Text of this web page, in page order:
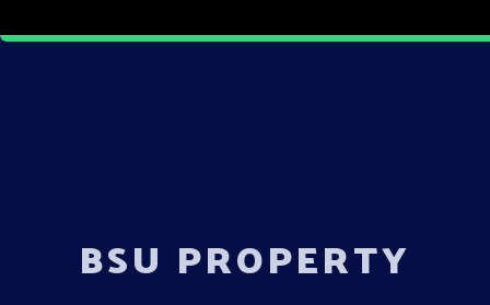
BSU PROPERTY